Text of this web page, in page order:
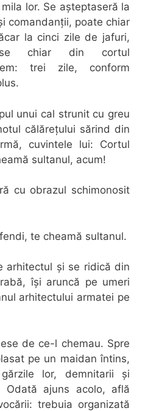
lor. Se așteptaseră la
comandanții, poate chiar
la cinci zile de jafuri,
chiar din cortul
trei zile, conform
unui cal strunit cu greu
călărețului sărind din
cuvintele lui: Cortul
sultanul, acum!
cu obrazul schimonosit
te cheamă sultanul.
arhitectul și se ridică din
își aruncă pe umeri
arhitectului armatei pe
de ce-l chemau. Spre
pe un maidan întins,
lor, demnitarii și
Odată ajuns acolo, află
trebuia organizată